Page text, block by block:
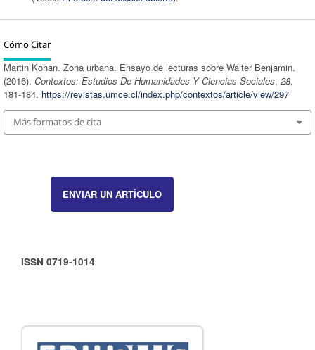
Cómo Citar
Martin Kohan. Zona urbana. Ensayo de lecturas sobre Walter Benjamin.
(2016). Contextos: Estudios De Humanidades Y Ciencias Sociales, 28,
181-184. https://revistas.umce.cl/index.php/contextos/article/view/297
Más formatos de cita
ENVIAR UN ARTÍCULO
ISSN 0719-1014